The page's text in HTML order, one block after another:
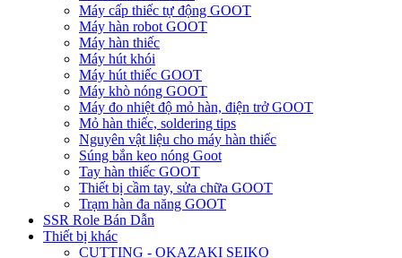
Máy cấp thiếc tự động GOOT
Máy hàn robot GOOT
Máy hàn thiếc
Máy hút khói
Máy hút thiếc GOOT
Máy khò nóng GOOT
Máy đo nhiệt độ mỏ hàn, điện trở GOOT
Mỏ hàn thiếc, soldering tips
Nguyên vật liệu cho máy hàn thiếc
Súng bắn keo nóng Goot
Tay hàn thiếc GOOT
Thiết bị cầm tay, sửa chữa GOOT
Trạm hàn đa năng GOOT
SSR Role Bán Dẫn
Thiết bị khác
CUTTING - OKAZAKI SEIKO